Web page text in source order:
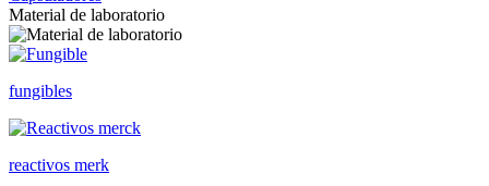
Material de laboratorio
fungibles
reactivos merk